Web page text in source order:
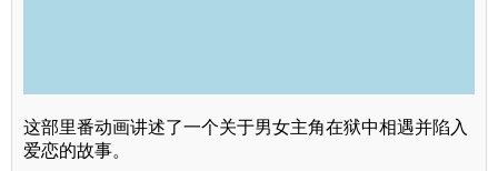
这部里番动画讲述了一个关于男女主角在狱中相遇并陷入
爱恋的故事。